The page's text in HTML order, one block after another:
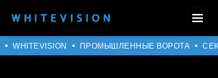
WHITEVISION ПРОМЫШЛЕННЫЕ ВОРОТА